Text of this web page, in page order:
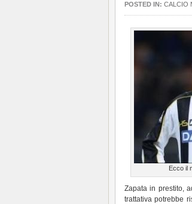
POSTED IN: CALCIO
Ecco il
Zapata in prestito,
trattativa potrebbe